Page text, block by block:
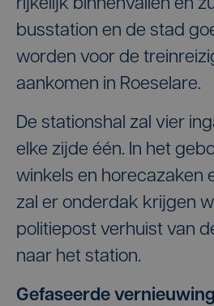
rijkelijk binnenvallen en
busstation en de stad
worden voor de
aankomen in Roeselare.
De stationshal zal vier
elke zijde één. In het
winkels en horecazaken
zal er onderdak krijgen
politiepost verhuist van
naar het station.
Gefaseerde vernieuwing